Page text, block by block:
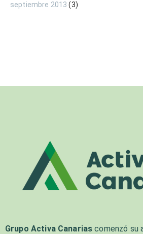
septiembre 2013 (3)
Grupo Activa Canarias comenzó su